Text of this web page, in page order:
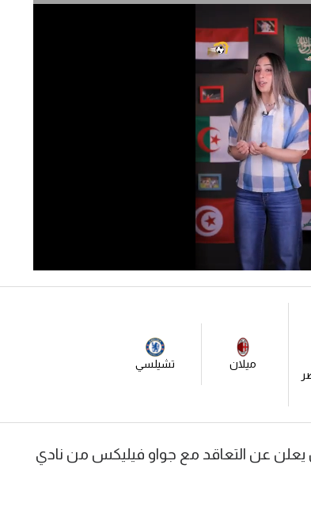
ميلان تشيلسي
يعلن عن التعاقد مع جواو فيليكس من نادي